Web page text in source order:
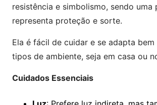
resistência e simbolismo, sendo uma
representa proteção e sorte.
Ela é fácil de cuidar e se adapta
tipos de ambiente, seja em casa ou
Cuidados Essenciais